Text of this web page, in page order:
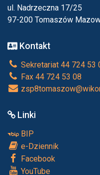
ul. Nadrzeczna 17/25
97-200 Tomaszów
Kontakt
Sekretariat 44 724 53
Fax 44 724 53 08
Linki
BIP
e-Dziennik
Facebook
YouTube